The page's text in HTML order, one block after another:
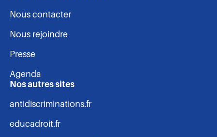
Nous contacter
Nous rejoindre
Presse
Agenda
Nos autres sites
antidiscriminations.fr
educadroit.fr